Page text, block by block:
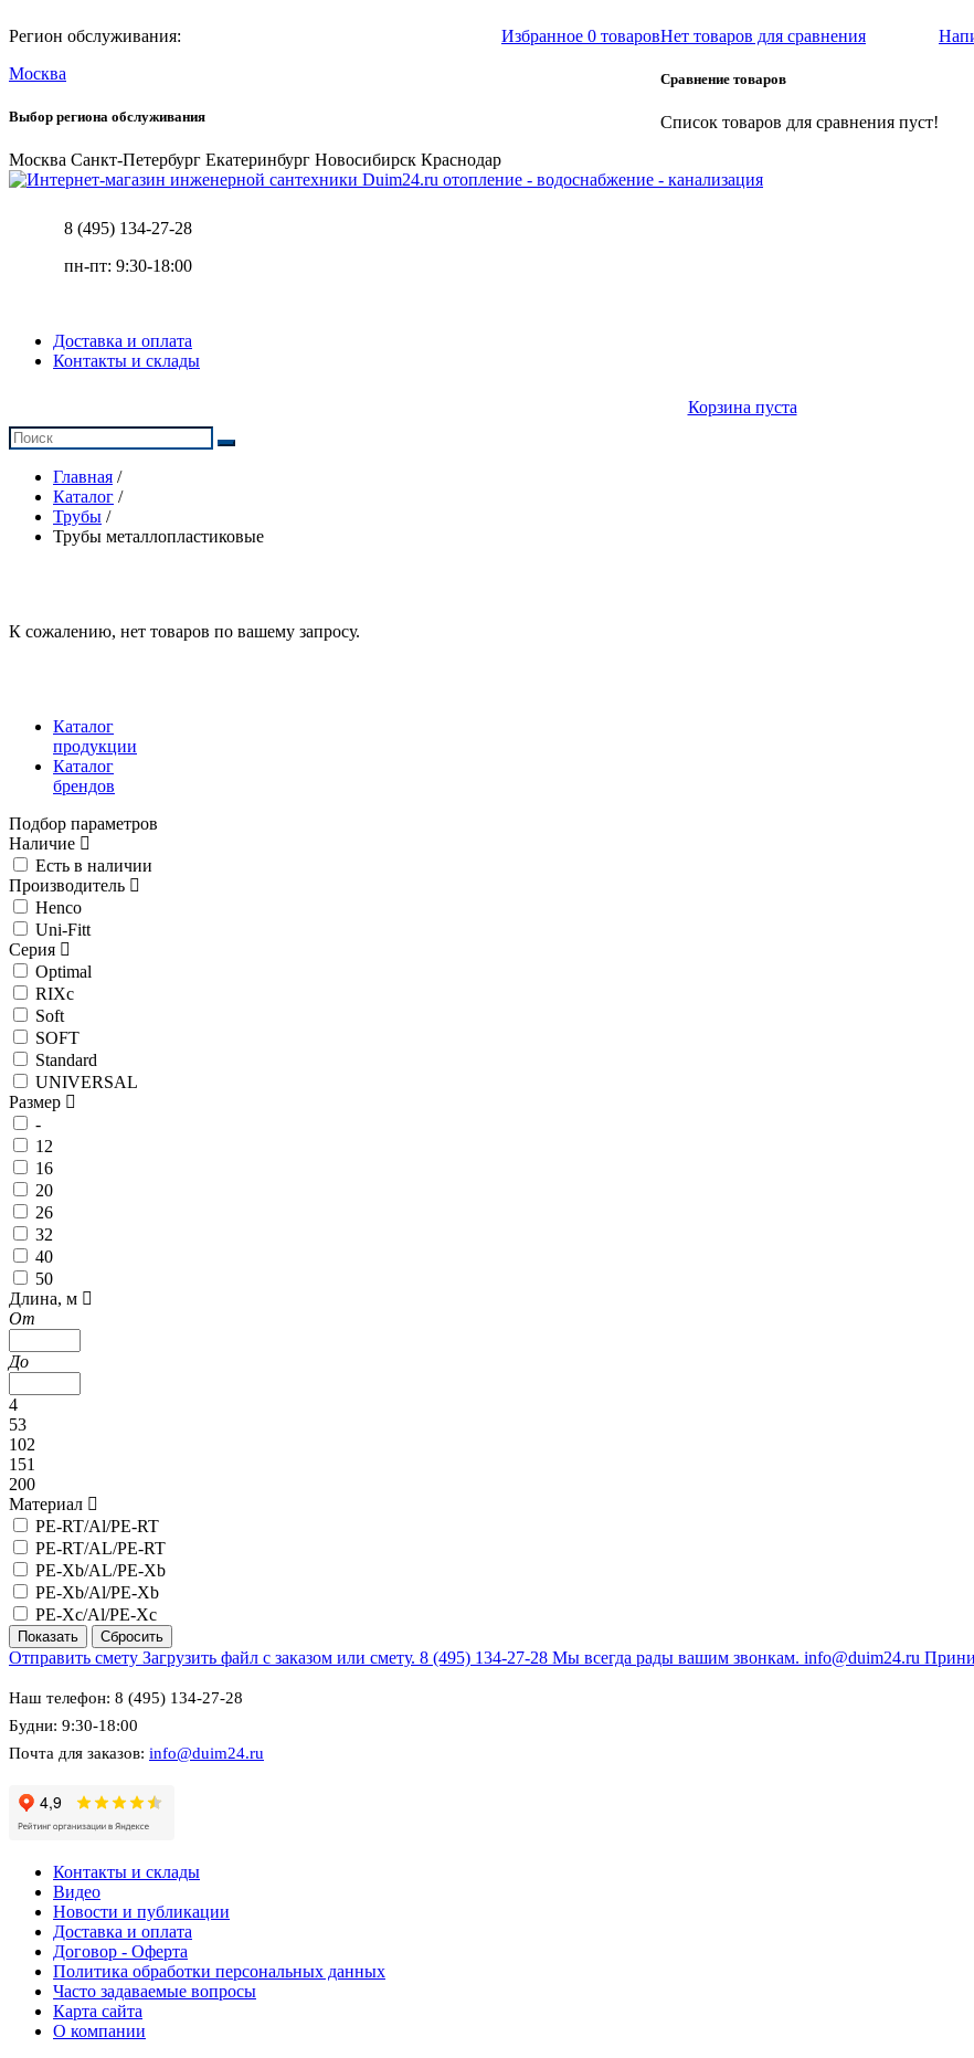
Регион обслуживания:
Москва
Выбор региона обслуживания
Москва Санкт-Петербург Екатеринбург Новосибирск Краснодар
Избранное 0 товаровНет товаров для сравнения
Сравнение товаров
Список товаров для сравнения пуст!
отопление - водоснабжение - канализация
8 (495) 134-27-28
пн-пт: 9:30-18:00
Доставка и оплата
Контакты и склады
Корзина пуста
Главная /
Каталог /
Трубы /
Трубы металлопластиковые
К сожалению, нет товаров по вашему запросу.
Каталог
продукции
Каталог
брендов
Подбор параметров
Наличие
Есть в наличии
Производитель
Henco
Uni-Fitt
Серия
Optimal
RIXc
Soft
SOFT
Standard
UNIVERSAL
Размер
-
12
16
20
26
32
40
50
Длина, м
От
До
4
53
102
151
200
Материал
PE-RT/Al/PE-RT
PE-RT/AL/PE-RT
PE-Xb/AL/PE-Xb
PE-Xb/Al/PE-Xb
PE-Xc/Al/PE-Xc
Отправить смету Загрузить файл с заказом или смету. 8 (495) 134-27-28 Мы всегда рады вашим звонкам. info@duim24.ru
Наш телефон: 8 (495) 134-27-28
Будни: 9:30-18:00
Почта для заказов: info@duim24.ru
Контакты и склады
Видео
Новости и публикации
Доставка и оплата
Договор - Оферта
Политика обработки персональных данных
Часто задаваемые вопросы
Карта сайта
О компании